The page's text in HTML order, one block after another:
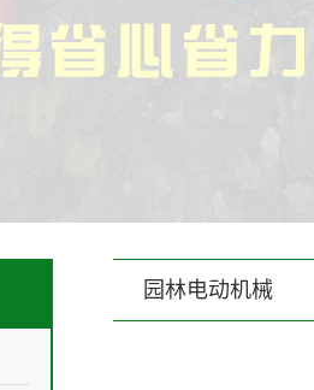
园林电动机械